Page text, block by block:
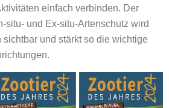
einfach verbinden. Der
situ- und Ex-situ-Artenschutz wird
und stärkt so die wichtige